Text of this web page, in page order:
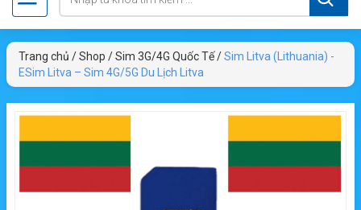
Trang chủ /Shop /Sim 3G/4G Quốc Tế/Sim Litva (Lithuania) -
ESim Litva – Sim 4G/5G Du Lịch Litva